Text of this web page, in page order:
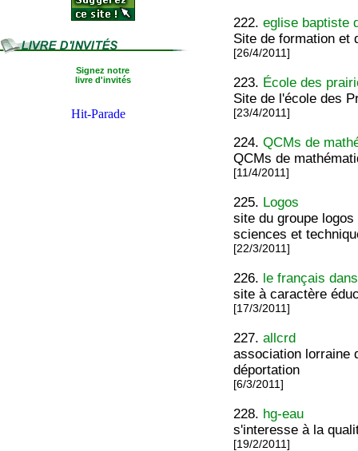
Signez notre
livre d'invités
222.eglise baptiste
Site de formation et
[26/4/2011]
223. École des
Site de l'école des
[23/4/2011]
224.QCMs de
QCMs de
[11/4/2011]
225. Logos
site du groupe
sciences et
[22/3/2011]
226. le français
site à caractère
[17/3/2011]
227.allcrd
association lorraine
déportation
[6/3/2011]
228. hg-eau
s'interesse à la
[19/2/2011]